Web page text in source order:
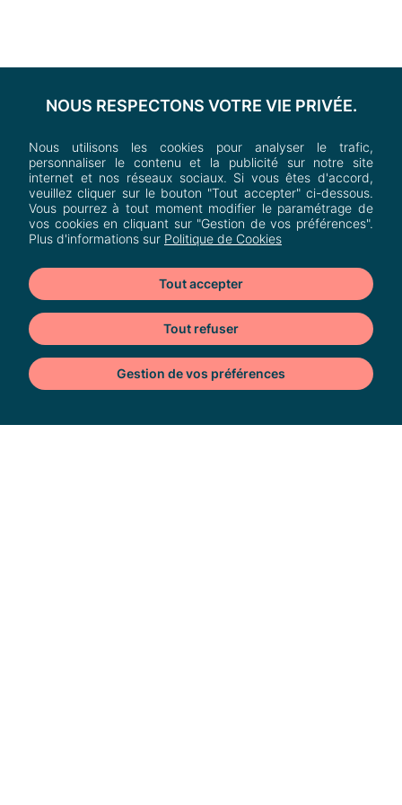
Heron Parc
Av. de l'Avenir,
59650 Villeneuve-d'Ascq, France
Nous contacter
Cookies
NOUS RESPECTONS VOTRE VIE PRIVÉE.
Nous utilisons les cookies pour analyser le trafic,
personnaliser le contenu et la publicité sur notre site
internet et nos réseaux sociaux. Si vous êtes d'accord,
veuillez cliquer sur le bouton "Tout accepter" ci-dessous.
Vous pourrez à tout moment modifier le paramétrage de
vos cookies en cliquant sur "Gestion de vos préférences".
Plus d'informations sur Politique de Cookies
Tout accepter
Tout refuser
Gestion de vos préférences